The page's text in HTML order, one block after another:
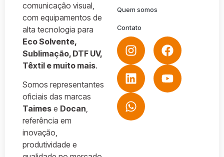
comunicação visual,
com equipamentos de
alta tecnologia para
Eco Solvente,
Sublimação, DTF UV,
Têxtil e muito mais.
Somos representantes
oficiais das marcas
Taimes e Docan,
referência em
inovação,
produtividade e
Quem somos
Contato